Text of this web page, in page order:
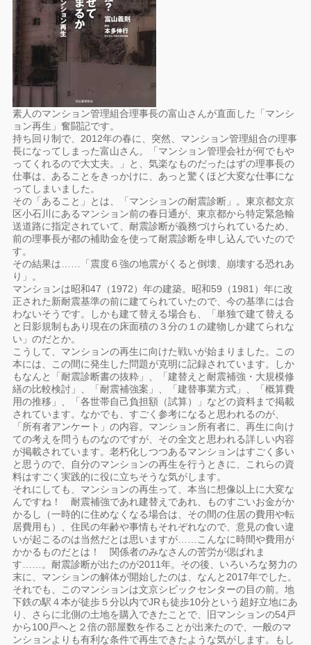
素人のマンション管理組合理事長の富山さんが直面した「マンシ
ョン再生」奮闘記です。
持ち回り制で、2012年の春に、突然、マンション管理組合の理事
長になってしまった富山さん。「マンション管理会社が何でもや
ってくれるので大丈夫。」と、気楽なものだったはずの理事長の
仕事は、あることをきっかけに、あっと驚くほど大変な仕事にな
ってしまいました。
その「あること」とは、「マンションの耐震診断」。東京都文京
区小石川にあるマンション前の春日通が、東京都から特定緊急輸
送道路に指定されていて、耐震診断が義務づけられているため、
前の理事長が都の補助金を使って耐震診断を申し込んでいたので
す。
その結果は……「震度６強の地震がくると倒壊、崩壊する恐れあ
り」。
マンションは昭和47（1972）年の建築。昭和59（1981）年に改
正された新耐震基準の前に建てられていたので、今の基準には合
わないそうです。しかも建て替える場合も、「単独で建て替える
と日影規制もあり現在の床面積の３分の１の建物しか建てられな
い」のだとか。
こうして、マンションの再生に向けた戦いが始まりました。この
本には、この間に発生した問題が克明に記録されています。しか
もなんと「耐震診断書の抜粋」、「建替えと耐震補強・大規模修
繕の比較検討」、「耐震補強案」、「建替事業方式」、「概算費
用の推移」、「各世帯自己負担額（試算）」などの資料まで掲載
されています。なかでも、すごく参考になると思われるのが、
「所有者アンケート」の内容。マンション所有者に、再生に向け
ての考えを問うものなのですが、その全文と思われる詳しい内容
が掲載されています。老朽化しつつあるマンションはすごく多い
と思うので、自分のマンションの再生を行うときに、これらの資
料はすごく実践的に役に立ちそうな気がします。
それにしても、マンションの再生って、本当に想像以上に大変な
んですね！ 耐震補強であれ建替えであれ、ものすごいお金がか
かるし（一時的に住めなくなる場合は、その間の住居の費用や転
居費用も）、住民の年齢や事情もそれぞれなので、意見の食い違
いが起こるのは当然だとは思いますが……こんなに時間や費用が
かかるものだとは！ 関係者のみなさんの苦労が偲ばれま
す……。耐震診断が出たのが2011年。その後、いろいろな努力の
末に、マンションの解体が開始したのは、なんと2017年でした。
それでも、このマンションは文京シビックセンターの目の前。地
下鉄の駅４本が徒歩５分以内でJRも徒歩10分という超好立地にあ
り、さらに北側の土地を購入できたことで、旧マンションの54戸
から100戸へと２倍の部屋数を作ることが出来たので、一般のマ
ンションよりも有利な条件で再生できたような気がします。もし